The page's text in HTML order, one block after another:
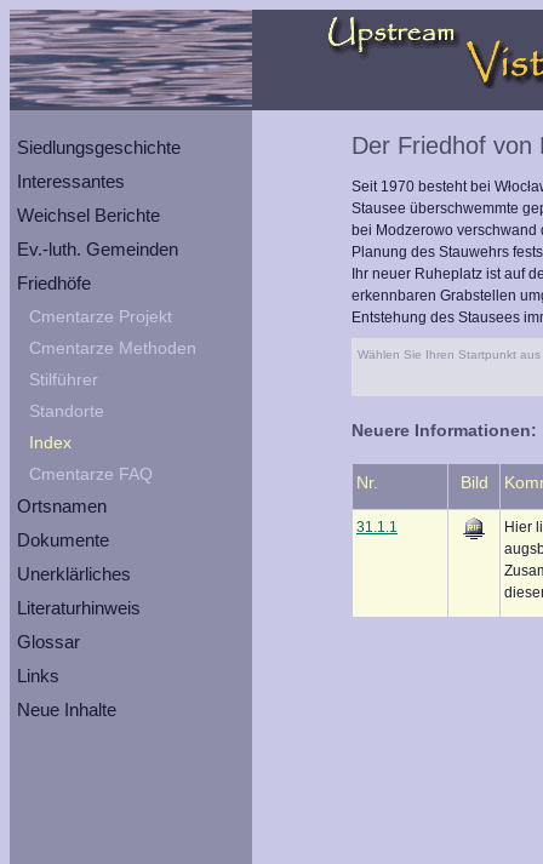
Siedlungsgeschichte
Interessantes
Weichsel Berichte
Ev.-luth. Gemeinden
Friedhöfe
Cmentarze Projekt
Cmentarze Methoden
Stilführer
Standorte
Index
Cmentarze FAQ
Ortsnamen
Dokumente
Unerklärliches
Literaturhinweis
Glossar
Links
Neue Inhalte
Der Friedhof von
Seit 1970 besteht bei
Stausee überschwemmte
bei Modzerowo verschwand
Planung des Stauwehrs
Ihr neuer Ruheplatz ist auf
erkennbaren Grabstellen
Entstehung des Stausees
Wählen Sie Ihren Startpunkt
Neuere Informationen:
Nr. Bild
31.1.1
Hier